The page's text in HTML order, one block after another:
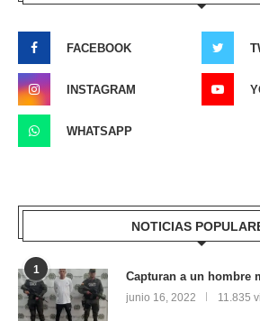
FACEBOOK
INSTAGRAM
WHATSAPP
NOTICIAS
1 Capturan a un hombre
junio 16, 2022 11.835